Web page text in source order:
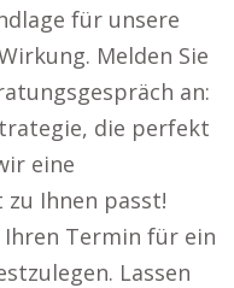
für unsere
Melden Sie
an:
die perfekt
eine
Ihnen passt!
Ihren Termin für ein
Lassen